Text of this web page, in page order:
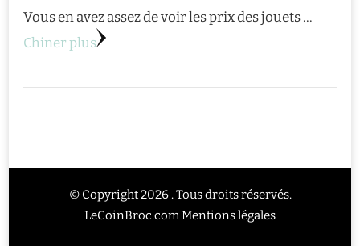
Vous en avez assez de voir les prix des jouets …
Chiner plus
© Copyright 2026 . Tous droits réservés.
LeCoinBroc.comMentions légales